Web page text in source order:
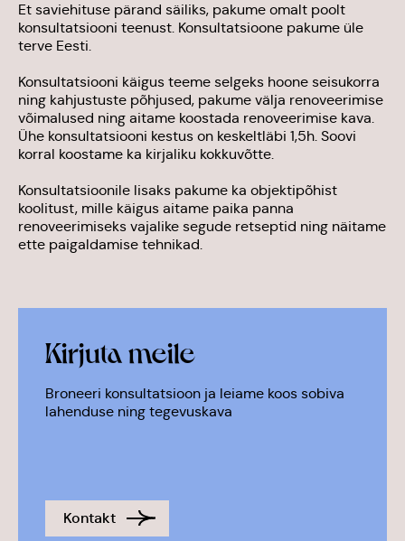
MEIST
PRIVAATSUSTINGIMUSED
Et saviehituse pärand säiliks, pakume omalt poolt
konsultatsiooni teenust. Konsultatsioone pakume üle
terve Eesti.
Konsultatsiooni käigus teeme selgeks hoone seisukorra
ning kahjustuste põhjused, pakume välja renoveerimise
võimalused ning aitame koostada renoveerimise kava.
Ühe konsultatsiooni kestus on keskeltläbi 1,5h. Soovi
korral koostame ka kirjaliku kokkuvõtte.
Konsultatsioonile lisaks pakume ka objektipõhist
koolitust, mille käigus aitame paika panna
renoveerimiseks vajalike segude retseptid ning näitame
ette paigaldamise tehnikad.
Kirjuta meile
Broneeri konsultatsioon ja leiame koos sobiva
lahenduse ning tegevuskava
Kontakt
Konsultatsioon